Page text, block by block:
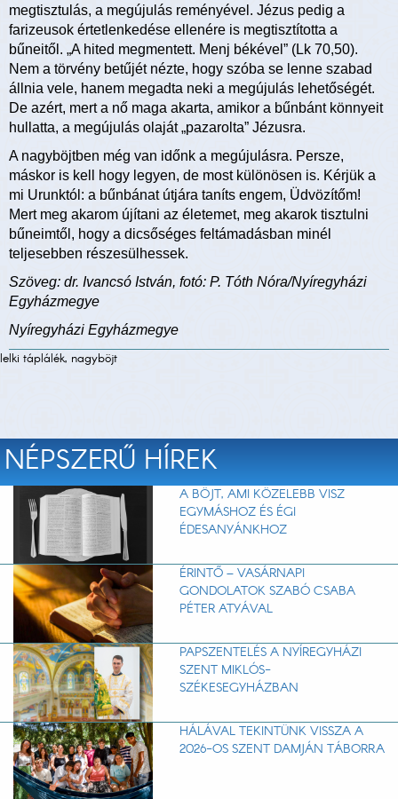
megtisztulás, a megújulás reményével. Jézus pedig a
farizeusok értetlenkedése ellenére is megtisztította a
bűneitől. „A hited megmentett. Menj békével” (Lk 70,50).
Nem a törvény betűjét nézte, hogy szóba se lenne szabad
állnia vele, hanem megadta neki a megújulás lehetőségét.
De azért, mert a nő maga akarta, amikor a bűnbánt könnyeit
hullatta, a megújulás olaját „pazarolta” Jézusra.
A nagyböjtben még van időnk a megújulásra. Persze,
máskor is kell hogy legyen, de most különösen is. Kérjük a
mi Urunktól: a bűnbánat útjára taníts engem, Üdvözítőm!
Mert meg akarom újítani az életemet, meg akarok tisztulni
bűneimtől, hogy a dicsőséges feltámadásban minél
teljesebben részesülhessek.
Szöveg: dr. Ivancsó István, fotó: P. Tóth Nóra/Nyíregyházi
Egyházmegye
Nyíregyházi Egyházmegye
lelki táplálék, nagyböjt
NÉPSZERŰ HÍREK
A BÖJT, AMI KÖZELEBB VISZ
EGYMÁSHOZ ÉS ÉGI
ÉDESANYÁNKHOZ
ÉRINTŐ – VASÁRNAPI
GONDOLATOK SZABÓ CSABA
PÉTER ATYÁVAL
PAPSZENTELÉS A NYÍREGYHÁZI
SZENT MIKLÓS-
SZÉKESEGYHÁZBAN
HÁLÁVAL TEKINTÜNK VISSZA A
2026-OS SZENT DAMJÁN TÁBORRA